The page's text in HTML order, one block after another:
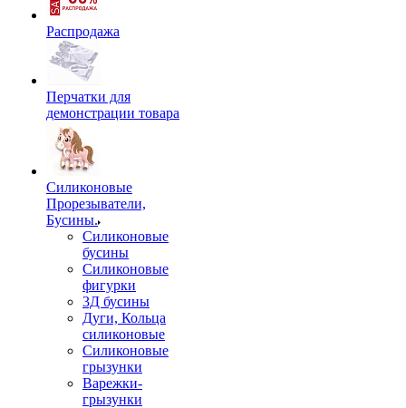
Распродажа
Перчатки для
демонстрации товара
Силиконовые
Прорезыватели,
Бусины.
Силиконовые
бусины
Силиконовые
фигурки
3Д бусины
Дуги, Кольца
силиконовые
Силиконовые
грызунки
Варежки-
грызунки